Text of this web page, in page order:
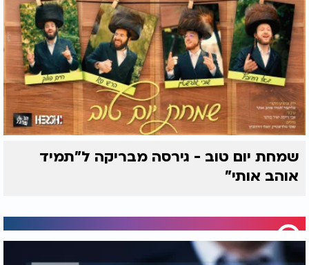
שמחת יום טוב - גירסה מבריקה ל"תמיד
אוהב אותי"